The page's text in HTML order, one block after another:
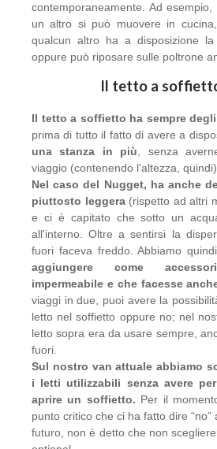
contemporaneamente. Ad
un altro si può muovere in
qualcun altro ha a disposizione
oppure può riposare sulle poltrone
Il tetto a
Il tetto a soffietto ha sempre
prima di tutto il fatto di avere a
una stanza in più , senza
viaggio (contenendo l'altezza, quindi).
Nel caso del Nugget, ha anche
piuttosto leggera(rispetto ad altri
e ci è capitato che sotto un
all'interno. Oltre a sentirsi la
fuori faceva freddo. Abbiamo
aggiungere come
impermeabile e che facesse
viaggi in due, puoi avere la
letto nel soffietto oppure no; nel
letto sopra era da usare sempre,
fuori.
Sul nostro van attuale abbiamo
i letti utilizzabili senza avere
aprire un soffietto. Per il
punto critico che ci ha fatto dire
futuro, non è detto che non